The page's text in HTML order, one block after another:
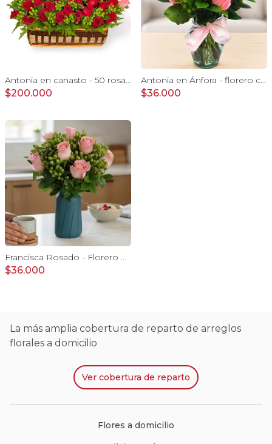
Antonia en canasto - 50 rosas ecuatoriana rojo e hypericum
$200.000
Antonia en Ánfora - florero con 9 rosas rosado e hypericum
$36.000
Francisca Rosado - Florero Plástico 9 rosas e hypericum
$36.000
La más amplia cobertura de reparto de arreglos
florales a domicilio
Ver cobertura de reparto
Flores a domicilio